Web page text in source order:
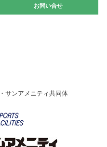
部開催☆
ル大会が開催されました
た！
お問い合せ
お問い合せ
サンアメニティ共同体